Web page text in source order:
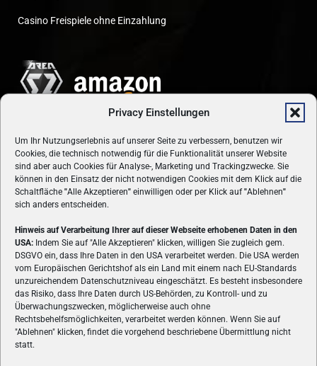
Privacy Einstellungen
Um Ihr Nutzungserlebnis auf unserer Seite zu verbessern, benutzen wir
Cookies, die technisch notwendig für die Funktionalität unserer Website
sind aber auch Cookies für Analyse-, Marketing und Trackingzwecke. Sie
können in den Einsatz der nicht notwendigen Cookies mit dem Klick auf die
Schaltfläche "Alle Akzeptieren" einwilligen oder per Klick auf"Ablehnen"
sich anders entscheiden.
Hinweis auf Verarbeitung Ihrer auf dieser Webseite erhobenen Daten in den
USA: Indem Sie auf "Alle Akzeptieren" klicken, willigen Sie zugleich gem.
DSGVO ein, dass Ihre Daten in den USA verarbeitet werden. Die USA werden
vom Europäischen Gerichtshof als ein Land mit einem nach EU-Standards
unzureichendem Datenschutzniveau eingeschätzt. Es besteht insbesondere
das Risiko, dass Ihre Daten durch US-Behörden, zu Kontroll- und zu
Überwachungszwecken, möglicherweise auch ohne
Rechtsbehelfsmöglichkeiten, verarbeitet werden können. Wenn Sie auf
"Ablehnen" klicken, findet die vorgehend beschriebene Übermittlung nicht
statt.
Casino Freispiele ohne Einzahlung
ÜBER UNS
VON GAMERN, FÜR GAMER! Gamers.at ist das älteste Online-
Spielemagazin Österreichs und bringt täglich aktuelle News,
Reviews und Videos zu PC- und Konsolenspielen, Gaming-
Hardware und aus der Welt des e-Sport's.